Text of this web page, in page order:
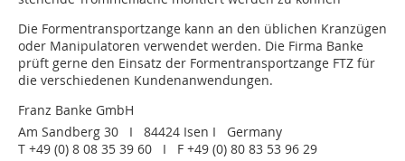
Die Formentransportzange kann an den üblichen Kranzügen
oder Manipulatoren verwendet werden. Die Firma Banke
prüft gerne den Einsatz der Formentransportzange FTZ für
die verschiedenen Kundenanwendungen.
Franz Banke GmbH
Am Sandberg 30 I 84424 Isen I Germany
T +49 (0) 8 08 35 39 60 I F +49 (0) 80 83 53 96 29